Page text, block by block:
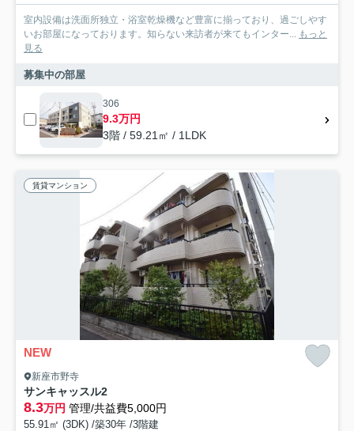
室内設備は洗面所独立・浴室乾燥機など豊富に揃っており、過ごしやす
いお部屋になっております。知らない来訪者が来てもインター...
もっと
見る
募集中の部屋
306
9.3万円
3階 / 59.21㎡ / 1LDK
賃貸マンション
NEW
新座市野寺
サンキャッスル2
8.3万円 管理/共益費5,000円
55.91㎡ (3DK) /築30年 /3階建